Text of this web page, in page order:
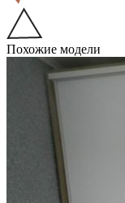
Похожие модели